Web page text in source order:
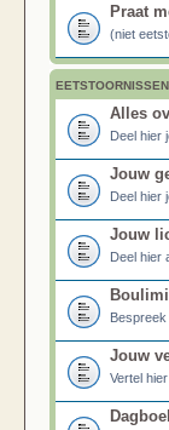
Praat
(niet
Alles
Deel hier
Jouw
Deel hier
Jouw
Deel hier
Bespreek
Jouw
Vertel